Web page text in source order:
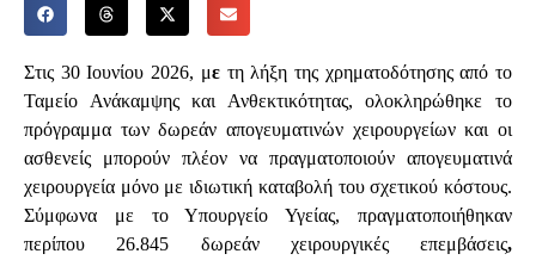
Στις 30 Ιουνίου 2026, μετη λήξη της χρηματοδότησης από το
Ταμείο Ανάκαμψης και Ανθεκτικότητας, ολοκληρώθηκε το
πρόγραμμα των δωρεάν απογευματινών χειρουργείων και οι
ασθενείς μπορούν πλέον να πραγματοποιούν απογευματινά
χειρουργεία μόνο με ιδιωτική καταβολή του σχετικού κόστους.
Σύμφωνα με το Υπουργείο Υγείας, πραγματοποιήθηκαν
περίπου 26.845 δωρεάν χειρουργικές επεμβάσεις,